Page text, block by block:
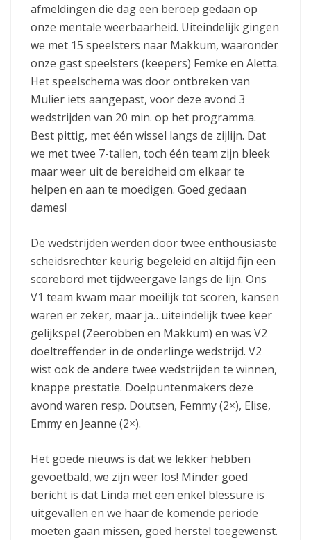
afmeldingen die dag een beroep gedaan op
onze mentale weerbaarheid. Uiteindelijk gingen
we met 15 speelsters naar Makkum, waaronder
onze gast speelsters (keepers) Femke en Aletta.
Het speelschema was door ontbreken van
Mulier iets aangepast, voor deze avond 3
wedstrijden van 20 min. op het programma.
Best pittig, met één wissel langs de zijlijn. Dat
we met twee 7-tallen, toch één team zijn bleek
maar weer uit de bereidheid om elkaar te
helpen en aan te moedigen. Goed gedaan
dames!
De wedstrijden werden door twee enthousiaste
scheidsrechter keurig begeleid en altijd fijn een
scorebord met tijdweergave langs de lijn. Ons
V1 team kwam maar moeilijk tot scoren, kansen
waren er zeker, maar ja…uiteindelijk twee keer
gelijkspel (Zeerobben en Makkum) en was V2
doeltreffender in de onderlinge wedstrijd. V2
wist ook de andere twee wedstrijden te winnen,
knappe prestatie. Doelpuntenmakers deze
avond waren resp. Doutsen, Femmy (2×), Elise,
Emmy en Jeanne (2×).
Het goede nieuws is dat we lekker hebben
gevoetbald, we zijn weer los! Minder goed
bericht is dat Linda met een enkel blessure is
uitgevallen en we haar de komende periode
moeten gaan missen, goed herstel toegewenst.